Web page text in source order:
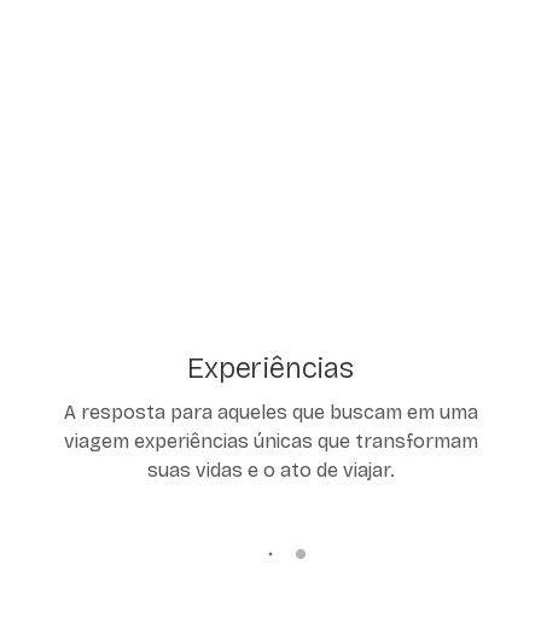
Experiências
A resposta para aqueles que buscam em uma
viagem experiências únicas que transformam
suas vidas e o ato de viajar.